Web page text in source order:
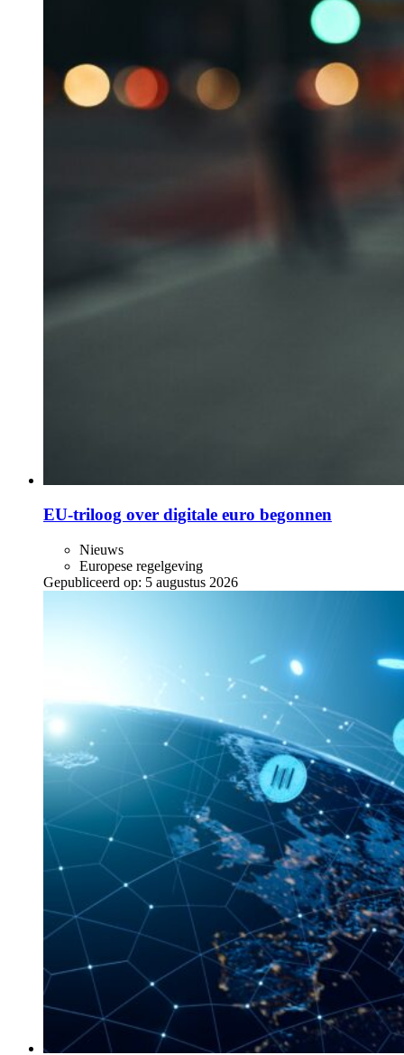
EU-triloog over digitale euro begonnen
Nieuws
Europese regelgeving
Gepubliceerd op: 5 augustus 2026